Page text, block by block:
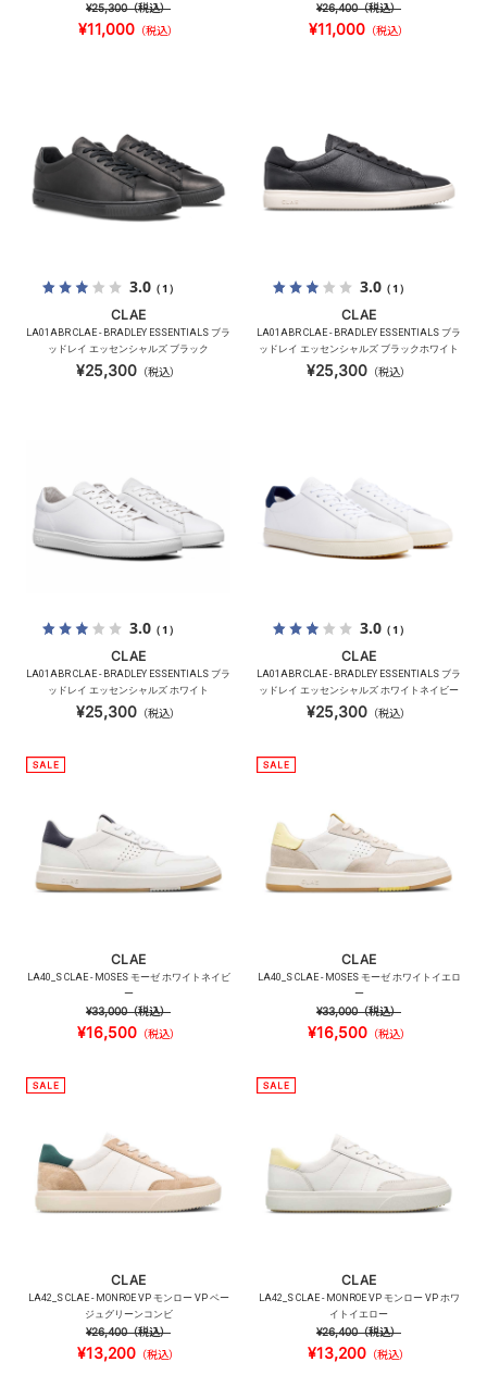
¥25,300（税込）
¥11,000 （税込）
¥26,400（税込）
¥11,000 （税込）
3.0（1）
CLAE
LA01ABR CLAE - BRADLEY ESSENTIALS ブラ
ッドレイ エッセンシャルズ ブラック
¥25,300 （税込）
3.0（1）
CLAE
LA01ABR CLAE - BRADLEY ESSENTIALS ブラ
ッドレイ エッセンシャルズ ブラックホワイト
¥25,300 （税込）
3.0（1）
CLAE
LA01ABR CLAE - BRADLEY ESSENTIALS ブラ
ッドレイ エッセンシャルズ ホワイト
¥25,300 （税込）
3.0（1）
CLAE
LA01ABR CLAE - BRADLEY ESSENTIALS ブラ
ッドレイ エッセンシャルズ ホワイトネイビー
¥25,300 （税込）
CLAE
LA40_S CLAE - MOSES モーゼ ホワイトネイビ
ー
¥33,000（税込）
¥16,500（税込）
CLAE
LA40_S CLAE - MOSES モーゼ ホワイトイエロ
ー
¥33,000（税込）
¥16,500（税込）
CLAE
LA42_S CLAE - MONROE VP モンロー VP ベー
ジュグリーンコンビ
¥26,400（税込）
¥13,200 （税込）
CLAE
LA42_S CLAE - MONROE VP モンロー VP ホワ
イトイエロー
¥26,400（税込）
¥13,200 （税込）